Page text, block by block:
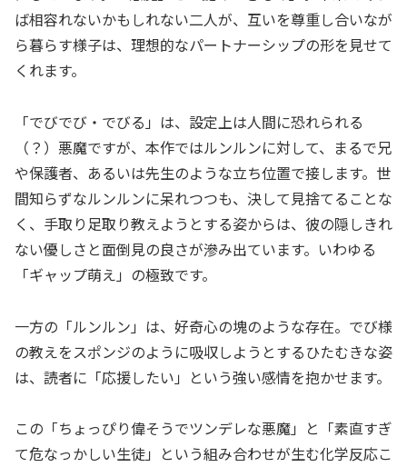
ば相容れないかもしれない二人が、互いを尊重し合いなが
ら暮らす様子は、理想的なパートナーシップの形を見せて
くれます。
「でびでび・でびる」は、設定上は人間に恐れられる
（？）悪魔ですが、本作ではルンルンに対して、まるで兄
や保護者、あるいは先生のような立ち位置で接します。世
間知らずなルンルンに呆れつつも、決して見捨てることな
く、手取り足取り教えようとする姿からは、彼の隠しきれ
ない優しさと面倒見の良さが滲み出ています。いわゆる
「ギャップ萌え」の極致です。
一方の「ルンルン」は、好奇心の塊のような存在。でび様
の教えをスポンジのように吸収しようとするひたむきな姿
は、読者に「応援したい」という強い感情を抱かせます。
この「ちょっぴり偉そうでツンデレな悪魔」と「素直すぎ
て危なっかしい生徒」という組み合わせが生む化学反応こ